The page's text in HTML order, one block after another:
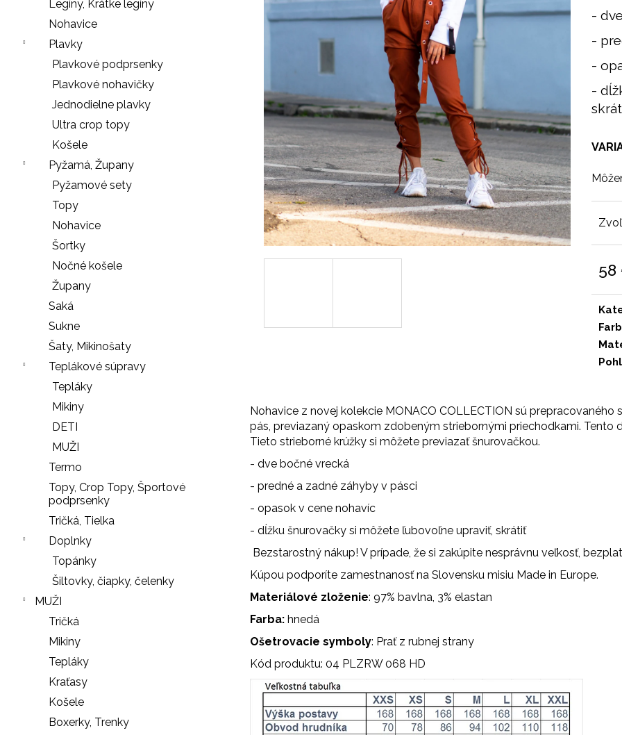
Legíny, Krátke legíny
Nohavice
Plavky
Plavkové podprsenky
Plavkové nohavičky
Jednodielne plavky
Ultra crop topy
Košele
Pyžamá, Župany
Pyžamové sety
Topy
Nohavice
Šortky
Nočné košele
Župany
Saká
Sukne
Šaty, Mikinošaty
Teplákové súpravy
Tepláky
Mikiny
DETI
MUŽI
Termo
Topy, Crop Topy, Športové
podprsenky
Tričká, Tielka
Doplnky
Topánky
Šiltovky, čiapky, čelenky
MUŽI
Tričká
Mikiny
Tepláky
Kraťasy
Košele
Boxerky, Trenky
-
-
-
-
58
Nohavice z novej kolekcie MONACO COLLECTION sú
pás, previazaný opaskom zdobeným striebornými priechodkami. Tento
Tieto strieborné krúžky si môžete previazať šnurovačkou.
- dve bočné vrecká
- predné a zadné záhyby v pásci
- opasok v cene nohavíc
- dĺžku šnurovačky si môžete ľubovoľne upraviť, skrátiť
Bezstarostný nákup! V prípade, že si zakúpite nesprávnu veľkosť,
Kúpou podporíte zamestnanosť na Slovensku misiu Made in Europe.
Materiálové zloženie: 97% bavlna, 3% elastan
Farba: hnedá
Ošetrovacie symboly: Prať z rubnej strany
Kód produktu: 04 PLZRW 068 HD
á
HĽADAŤ
SŤAHOVACIE
BLACK
€
NOHAVIČKY
BLACK
7
LEGÍNY
PUSH-
UP
29
€